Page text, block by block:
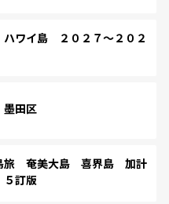
ワイ島 ２０２７～２０２
田区
旅 奄美大島 喜界島 加計
訂版